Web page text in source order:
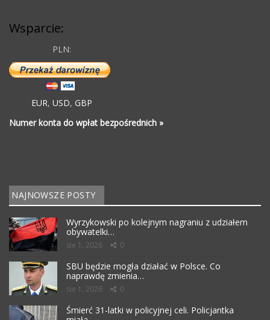
Wsparcie:
PLN:
EUR, USD, GBP
Numer konta do wpłat bezpośrednich »
NAJNOWSZE POSTY
Wyrzykowski po kolejnym nagraniu z udziałem
obywatelki…
sie 1, 2026 0
SBU będzie mogła działać w Polsce. Co
naprawdę zmienia…
sie 1, 2026 0
Śmierć 31-latki w policyjnej celi. Policjantka